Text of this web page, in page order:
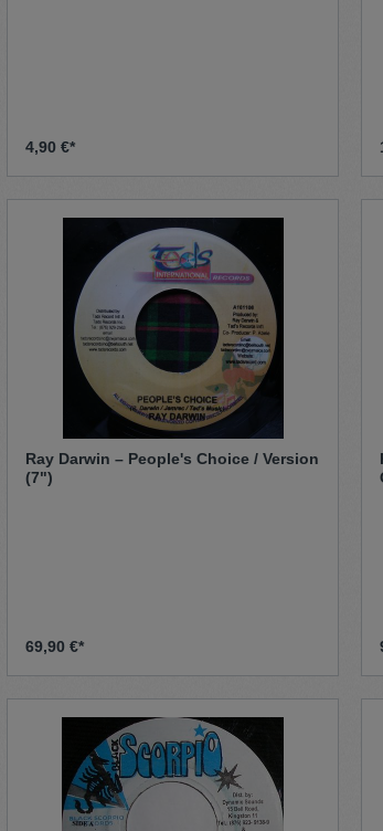
4,90 €*
Ray Darwin – People's Choice / Version
(7")
69,90 €*